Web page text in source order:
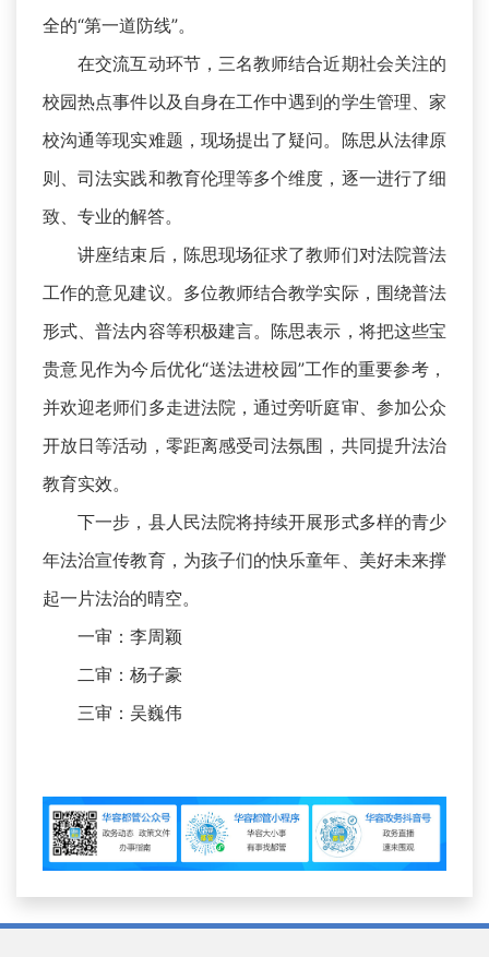
全的“第一道防线”。
在交流互动环节，三名教师结合近期社会关注的
校园热点事件以及自身在工作中遇到的学生管理、家
校沟通等现实难题，现场提出了疑问。陈思从法律原
则、司法实践和教育伦理等多个维度，逐一进行了细
致、专业的解答。
讲座结束后，陈思现场征求了教师们对法院普法
工作的意见建议。多位教师结合教学实际，围绕普法
形式、普法内容等积极建言。陈思表示，将把这些宝
贵意见作为今后优化“送法进校园”工作的重要参考，
并欢迎老师们多走进法院，通过旁听庭审、参加公众
开放日等活动，零距离感受司法氛围，共同提升法治
教育实效。
下一步，县人民法院将持续开展形式多样的青少
年法治宣传教育，为孩子们的快乐童年、美好未来撑
起一片法治的晴空。
一审：李周颖
二审：杨子豪
三审：吴巍伟